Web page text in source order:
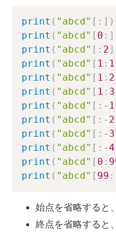
print ( "abcd" [ : ] )
print ( "abcd" [ 0 : ]
print ( "abcd" [ : 2]
print ( "abcd" [ 1 : 1
print ( "abcd" [ 1 : 2
print ( "abcd" [ 1 : 3
print ( "abcd" [ : - 1
print ( "abcd" [ : - 2
print ( "abcd" [ : - 3
print ( "abcd" [ : -4
print ( "abcd" [ 0 :
print ( "abcd" [ 99 :
始点を省略すると
終点を省略すると